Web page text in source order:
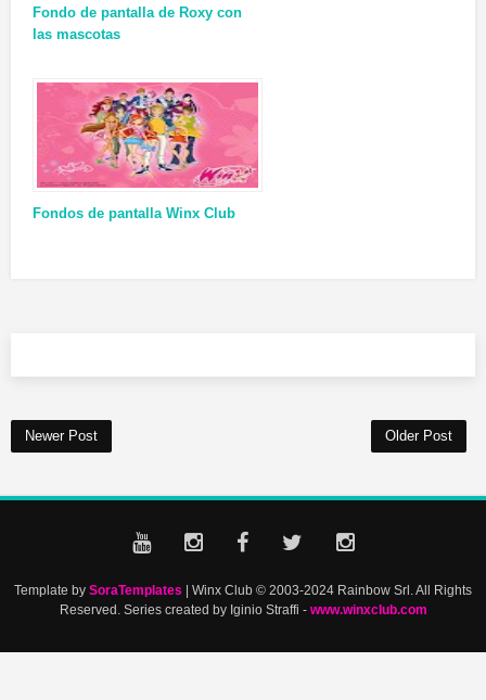
Fondo de pantalla de Roxy con
las mascotas
Fondos de pantalla Winx Club
Newer Post Older Post
Template by SoraTemplates | Winx Club © 2003-2024 Rainbow Srl. All Rights
Reserved. Series created by Iginio Straffi - www.winxclub.com